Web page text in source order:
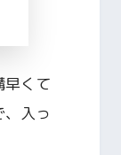
早くて
入っ